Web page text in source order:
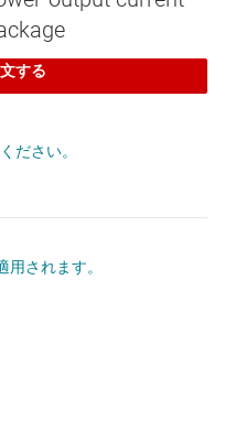
する
ださい。
されます。